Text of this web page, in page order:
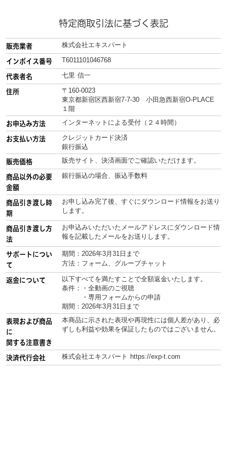
特定商取引法に基づく表記
販売業者 株式会社エキスパート
インボイス番号 T6011101046768
代表者名 七里 信一
住所
〒160-0023
東京都新宿区西新宿7-7-30 小田急西新宿O-PLACE
１階
お申込み方法 インターネットによる受付（２４時間）
お支払い方法
クレジットカード決済
銀行振込
販売価格 販売サイト、決済画面でご確認いただけます。
商品以外の必要
金額
銀行振込の場合、振込手数料
商品引き渡し時
期
お申し込み完了後、すぐにダウンロード情報をお送り
します。
商品引き渡し方
法
お申込みいただいたメールアドレスにダウンロード情
報を記載したメールをお送りします。
サポートについ
て
期間：2026年3月31日まで
方法：フォーム、グループチャット
返金について
以下すべてを満たすことで全額返金いたします。
条件：・全動画のご視聴
・専用フォームからの申請
期間：2026年3月31日まで
表現および商品
に
関する注意書き
本商品に示された表現や再現性には個人差があり、必
ずしも利益や効果を保証したものではございません。
決済代行会社 株式会社エキスパート https://exp-t.com